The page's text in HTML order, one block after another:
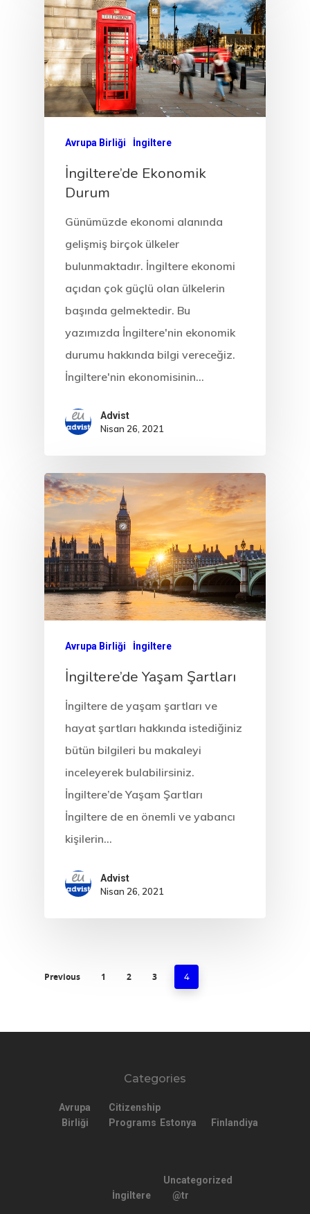
Avrupa Birliği İngiltere
İngiltere’de Ekonomik
Durum
Günümüzde ekonomi alanında
gelişmiş birçok ülkeler
bulunmaktadır. İngiltere ekonomi
açıdan çok güçlü olan ülkelerin
başında gelmektedir. Bu
yazımızda İngiltere'nin ekonomik
durumu hakkında bilgi vereceğiz.
İngiltere'nin ekonomisinin…
Advist
Nisan 26, 2021
Avrupa Birliği İngiltere
İngiltere’de Yaşam Şartları
İngiltere de yaşam şartları ve
hayat şartları hakkında istediğiniz
bütün bilgileri bu makaleyi
inceleyerek bulabilirsiniz.
İngiltere’de Yaşam Şartları
İngiltere de en önemli ve yabancı
kişilerin…
Advist
Nisan 26, 2021
Previous 1 2 3 4
Categories
Avrupa
Birliği
Citizenship
Programs Estonya Finlandiya
İngiltere
Uncategorized
@tr
Estonya
Yatırımcı
Programı
Estonya Blog
Kuruluşu
Vize Programı
EU Temporary
Residence
– Startup Visa
Programs
Finladiya
GDPR
İletişim
İngiltere
& Start-Up
Letonya
Vize Programı
Veri Politikası
Yunanistan
Gayrimenkul
Oturma İzni –
Golden Visa